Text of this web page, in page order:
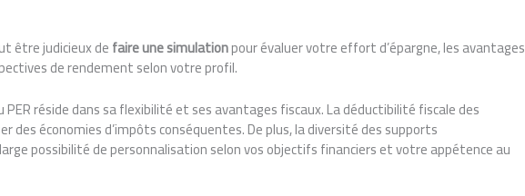
être judicieux defaire une simulationpour évaluer votre effort d’épargne, les avantages
de rendement selon votre profil.
réside dans sa flexibilité et ses avantages fiscaux. La déductibilité fiscale des
des économies d’impôts conséquentes. De plus, la diversité des supports
possibilité de personnalisation selon vos objectifs financiers et votre appétence au